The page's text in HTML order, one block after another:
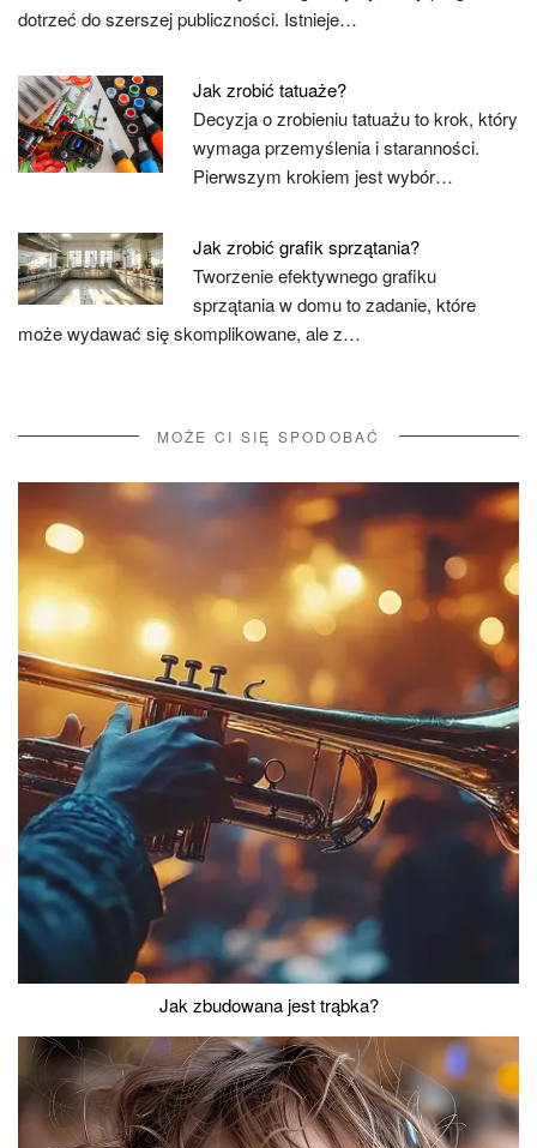
dotrzeć do szerszej publiczności. Istnieje…
Jak zrobić tatuaże?
Decyzja o zrobieniu tatuażu to krok, który
wymaga przemyślenia i staranności.
Pierwszym krokiem jest wybór…
Jak zrobić grafik sprzątania?
Tworzenie efektywnego grafiku
sprzątania w domu to zadanie, które
może wydawać się skomplikowane, ale z…
MOŻE CI SIĘ SPODOBAĆ
Jak zbudowana jest trąbka?